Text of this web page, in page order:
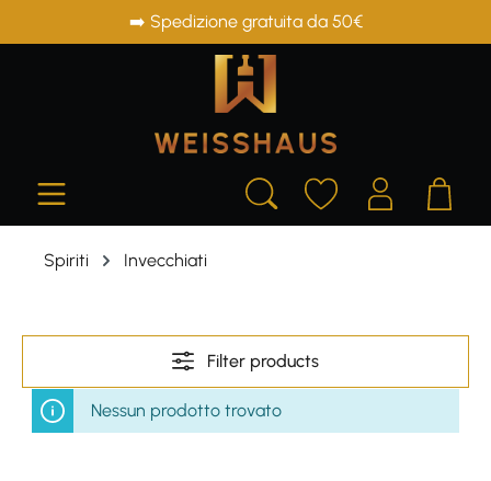
➡️ Spedizione gratuita da 50€
Spiriti Invecchiati
Filter products
Nessun prodotto trovato